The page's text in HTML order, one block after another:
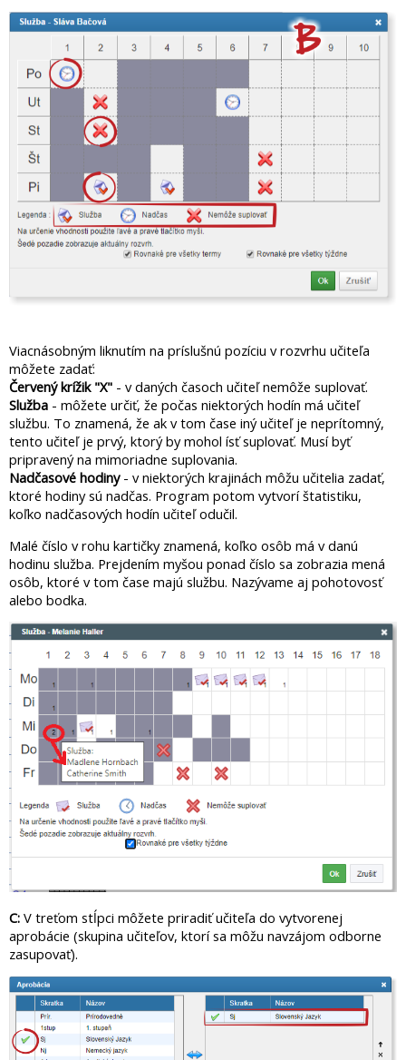
Viacnásobným liknutím na príslušnú pozíciu v rozvrhu učiteľa
môžete zadať:
Červený krížik "X" - v daných časoch učiteľ nemôže suplovať.
Služba - môžete určiť, že počas niektorých hodín má učiteľ
službu. To znamená, že ak v tom čase iný učiteľ je neprítomný,
tento učiteľ je prvý, ktorý by mohol ísť suplovať. Musí byť
pripravený na mimoriadne suplovania.
Nadčasové hodiny- v niektorých krajinách môžu učitelia zadať,
ktoré hodiny sú nadčas. Program potom vytvorí štatistiku,
koľko nadčasových hodín učiteľ odučil.
Malé číslo v rohu kartičky znamená, koľko osôb má v danú
hodinu služba. Prejdením myšou ponad číslo sa zobrazia mená
osôb, ktoré v tom čase majú službu. Nazývame aj pohotovosť
alebo bodka.
C: V treťom stĺpci môžete priradiť učiteľa do vytvorenej
aprobácie (skupina učiteľov, ktorí sa môžu navzájom odborne
zasupovať).